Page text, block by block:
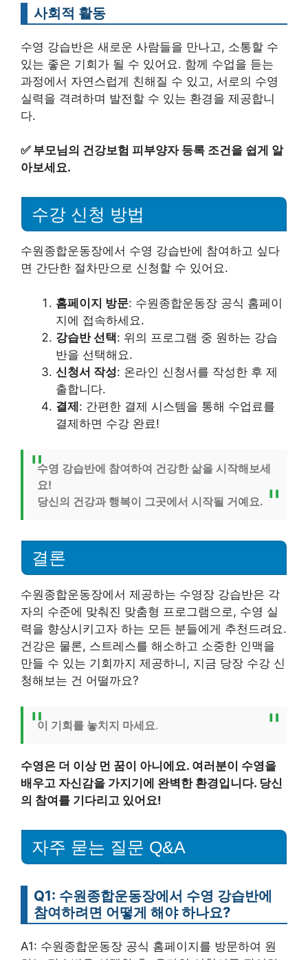
사회적 활동
수영 강습반은 새로운 사람들을 만나고, 소통할 수
있는 좋은 기회가 될 수 있어요. 함께 수업을 듣는
과정에서 자연스럽게 친해질 수 있고, 서로의 수영
실력을 격려하며 발전할 수 있는 환경을 제공합니
다.
✅ 부모님의 건강보험 피부양자 등록 조건을 쉽게 알
아보세요.
수강 신청 방법
수원종합운동장에서 수영 강습반에 참여하고 싶다
면 간단한 절차만으로 신청할 수 있어요.
홈페이지 방문: 수원종합운동장 공식 홈페이
지에 접속하세요.
강습반 선택: 위의 프로그램 중 원하는 강습
반을 선택해요.
신청서 작성: 온라인 신청서를 작성한 후 제
출합니다.
결제: 간편한 결제 시스템을 통해 수업료를
결제하면 수강 완료!
수영 강습반에 참여하여 건강한 삶을 시작해보세
요!
당신의 건강과 행복이 그곳에서 시작될 거예요.
결론
수원종합운동장에서 제공하는 수영장 강습반은 각
자의 수준에 맞춰진 맞춤형 프로그램으로, 수영 실
력을 향상시키고자 하는 모든 분들에게 추천드려요.
건강은 물론, 스트레스를 해소하고 소중한 인맥을
만들 수 있는 기회까지 제공하니, 지금 당장 수강 신
청해보는 건 어떨까요?
이 기회를 놓치지 마세요.
수영은 더 이상 먼 꿈이 아니에요. 여러분이 수영을
배우고 자신감을 가지기에 완벽한 환경입니다. 당신
의 참여를 기다리고 있어요!
자주 묻는 질문 Q&A
Q1: 수원종합운동장에서 수영 강습반에
참여하려면 어떻게 해야 하나요?
A1: 수원종합운동장 공식 홈페이지를 방문하여 원